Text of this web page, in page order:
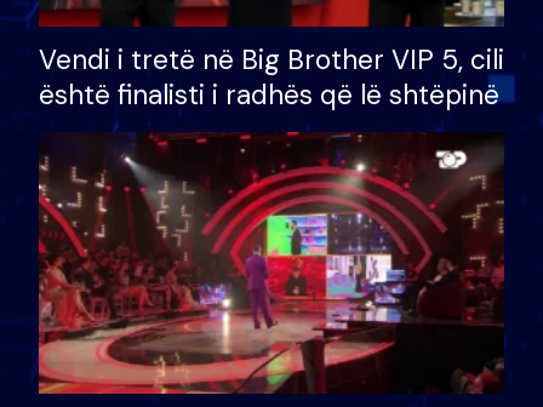
Vendi i tretë në Big Brother VIP 5, cili
është finalisti i radhës që lë shtëpinë